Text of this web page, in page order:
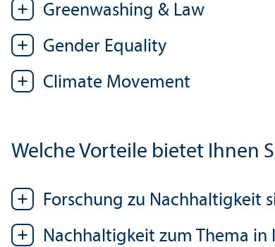
Greenwashing & Law
Gender Equality
Climate Movement
Welche Vorteile bietet Ihnen
Forschung zu Nachhaltigkeit
Nachhaltigkeit zum Thema in